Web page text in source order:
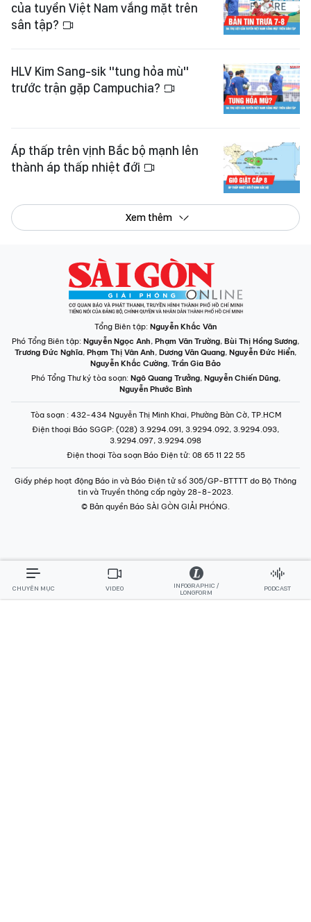
của tuyển Việt Nam vắng mặt trên
sân tập?
HLV Kim Sang-sik "tung hỏa mù"
trước trận gặp Campuchia?
Áp thấp trên vịnh Bắc bộ mạnh lên
thành áp thấp nhiệt đới
Xem thêm
Tổng Biên tập: Nguyễn Khắc Văn
Phó Tổng Biên tập: Nguyễn Ngọc Anh, Phạm Văn Trường, Bùi Thị Hồng Sương,
Trương Đức Nghĩa, Phạm Thị Vân Anh, Dương Văn Quang, Nguyễn Đức Hiển,
Nguyễn Khắc Cường, Trần Gia Bảo
Phó Tổng Thư ký tòa soạn: Ngô Quang Trưởng, Nguyễn Chiến Dũng,
Nguyễn Phước Bình
Tòa soạn : 432-434 Nguyễn Thị Minh Khai, Phường Bàn Cờ, TP.HCM
Điện thoại Báo SGGP: (028) 3.9294.091, 3.9294.092, 3.9294.093,
3.9294.097, 3.9294.098
Điện thoại Tòa soạn Báo Điện tử: 08 65 11 22 55
Giấy phép hoạt động Báo in và Báo Điện tử số 305/GP-BTTTT do Bộ Thông
tin và Truyền thông cấp ngày 28-8-2023.
© Bản quyền Báo SÀI GÒN GIẢI PHÓNG.
CHUYÊN MỤC VIDEO
INFOGRAPHIC /
LONGFORM
PODCAST